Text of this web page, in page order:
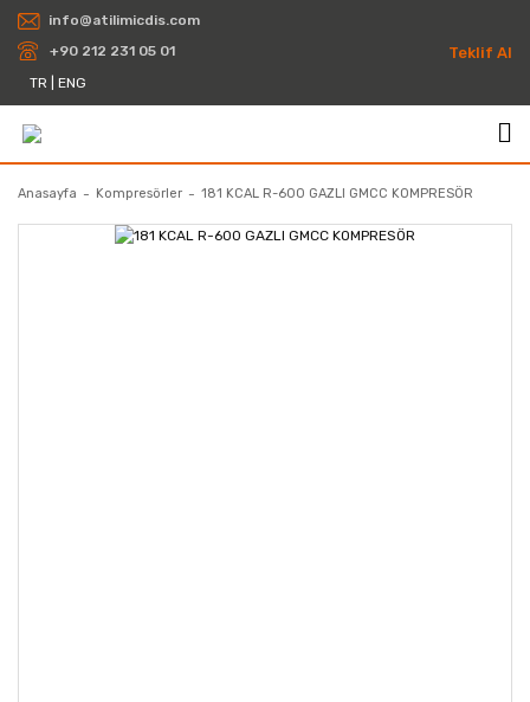
info@atilimicdis.com
+90 212 231 05 01
TR
ENG
Teklif Al
Anasayfa Kompresörler 181 KCAL R-600 GAZLI GMCC KOMPRESÖR